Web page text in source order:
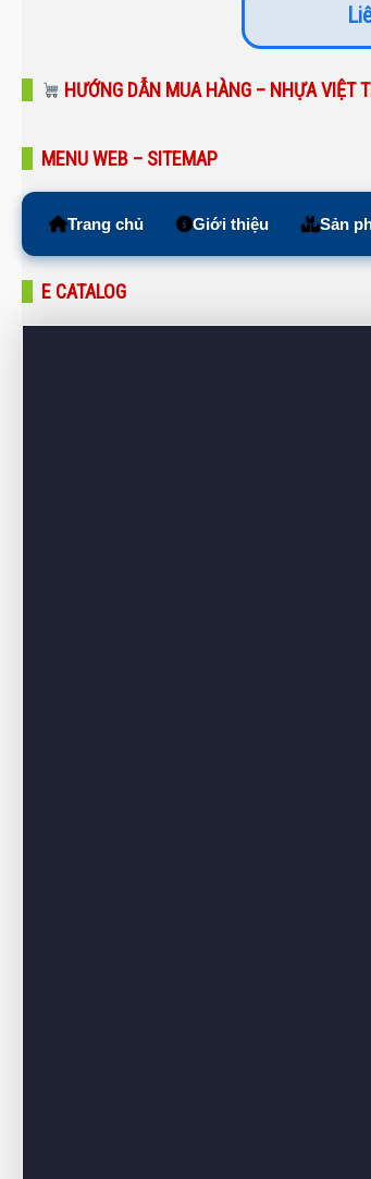
HƯỚNG DẪN MUA HÀNG – NHỰA VIỆT
MENU WEB – SITEMAP
Trang chủ Giới thiệu Sản
E CATALOG